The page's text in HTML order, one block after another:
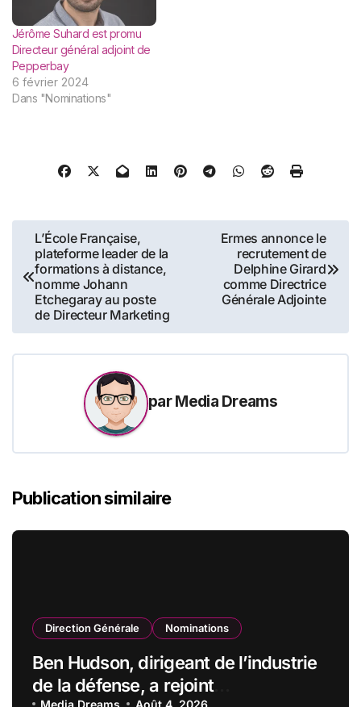
Jérôme Suhard est promu
Directeur général adjoint de
Pepperbay
6 février 2024
Dans "Nominations"
Navigation
de
l’article
L’École Française,
plateforme leader de la
formations à distance,
nomme Johann
Etchegaray au poste
de Directeur Marketing
Ermes annonce le
recrutement de
Delphine Girard
comme Directrice
Générale Adjointe
parMedia Dreams
Publication similaire
Direction Générale Nominations
Ben Hudson, dirigeant de l’industrie
de la défense, a rejoint
Media Dreams Août 4, 2026